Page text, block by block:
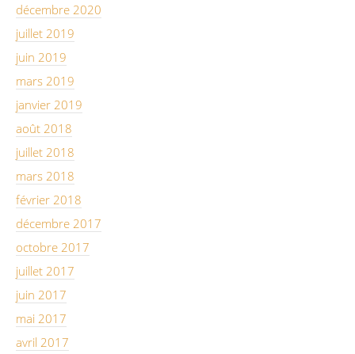
décembre 2020
juillet 2019
juin 2019
mars 2019
janvier 2019
août 2018
juillet 2018
mars 2018
février 2018
décembre 2017
octobre 2017
juillet 2017
juin 2017
mai 2017
avril 2017